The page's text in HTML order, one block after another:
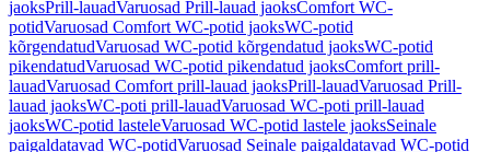
jaoksPrill-lauadVaruosad Prill-lauad jaoksComfort WC-
potidVaruosad Comfort WC-potid jaoksWC-potid
kõrgendatudVaruosad WC-potid kõrgendatud jaoksWC-potid
pikendatudVaruosad WC-potid pikendatud jaoksComfort prill-
lauadVaruosad Comfort prill-lauad jaoksPrill-lauadVaruosad Prill-
lauad jaoksWC-poti prill-lauadVaruosad WC-poti prill-lauad
jaoksWC-potid lasteleVaruosad WC-potid lastele jaoksSeinale
paigaldatavad WC-potidVaruosad Seinale paigaldatavad WC-potid